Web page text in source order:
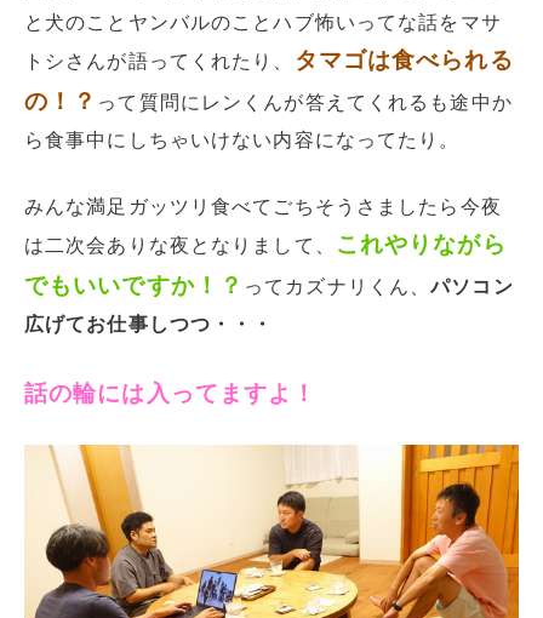
と犬のことヤンバルのことハブ怖いってな話をマサ
トシさんが語ってくれたり、
タマゴは食べられる
の！？ って質問にレンくんが答えてくれるも途中か
ら食事中にしちゃいけない内容になってたり。
みんな満足ガッツリ食べてごちそうさましたら今夜
は二次会ありな夜となりまして、
これやりながら
でもいいですか！？ ってカズナリくん、パソコン
広げてお仕事しつつ・・・
話の輪には入ってますよ！